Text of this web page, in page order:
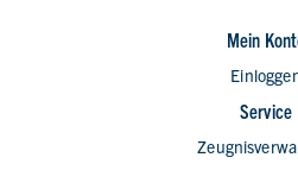
Mein
Service